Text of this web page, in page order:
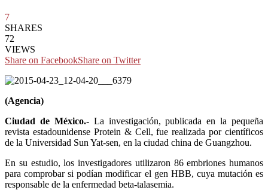
7
SHARES
72
VIEWS
Share on FacebookShare on Twitter
(Agencia)
Ciudad de México.-La investigación, publicada en la pequeña
revista estadounidense Protein & Cell, fue realizada por científicos
de la Universidad Sun Yat-sen, en la ciudad china de Guangzhou.
En su estudio, los investigadores utilizaron 86 embriones humanos
para comprobar si podían modificar el gen HBB, cuya mutación es
responsable de la enfermedad beta-talasemia.